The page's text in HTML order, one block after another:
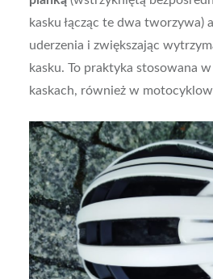
kasku łącząc te dwa tworzywa)
uderzenia i zwiększając
kasku. To praktyka stosowana
kaskach, również w